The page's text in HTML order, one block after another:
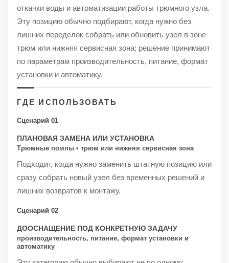
откачки воды и автоматизации работы трюмного узла.
Эту позицию обычно подбирают, когда нужно без
лишних переделок собрать или обновить узел в зоне
трюм или нижняя сервисная зона; решение принимают
по параметрам производительность, питание, формат
установки и автоматику.
ГДЕ ИСПОЛЬЗОВАТЬ
Сценарий 01
ПЛАНОВАЯ ЗАМЕНА ИЛИ УСТАНОВКА
Трюмные помпы • трюм или нижняя сервисная зона
Подходит, когда нужно заменить штатную позицию или
сразу собрать новый узел без временных решений и
лишних возвратов к монтажу.
Сценарий 02
ДООСНАЩЕНИЕ ПОД КОНКРЕТНУЮ ЗАДАЧУ
производительность, питание, формат установки и
автоматику